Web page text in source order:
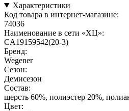
Характеристики
Код товара в интернет-магазине:
74036
Наименование в сети «ХЦ»:
CA19159542(20-3)
Бренд:
Wegener
Сезон:
Демисезон
Состав:
шерсть 60%, полиэстер 20%,
Цвет: